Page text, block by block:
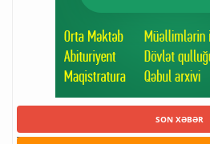
SON XƏBƏR